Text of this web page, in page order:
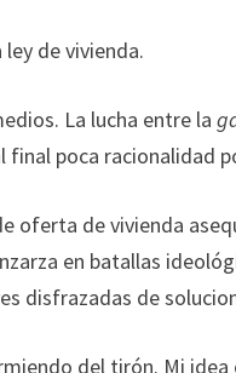
de vivienda.
La lucha entre la
poca racionalidad
oferta de vivienda
en batallas
disfrazadas de
del tirón. Mi